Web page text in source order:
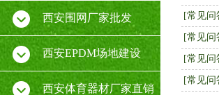
[常见问
[常见问
[常见问
[常见问
西安围网厂家批发
西安EPDM场地建设
西安体育器材厂家直销